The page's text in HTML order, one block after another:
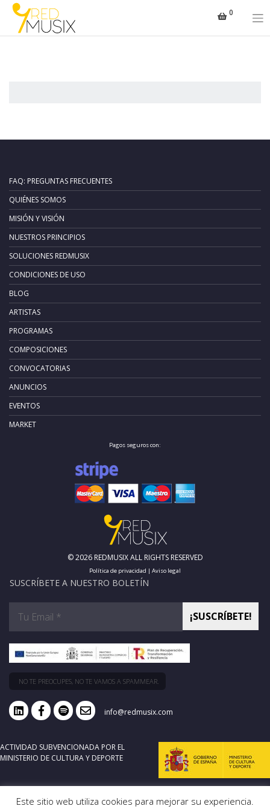
Saltar
contenido
0
FAQ: PREGUNTAS FRECUENTES
QUIÉNES SOMOS
MISIÓN Y VISIÓN
NUESTROS PRINCIPIOS
SOLUCIONES REDMUSIX
CONDICIONES DE USO
BLOG
ARTISTAS
PROGRAMAS
COMPOSICIONES
CONVOCATORIAS
ANUNCIOS
EVENTOS
MARKET
Pagos seguros con:
© 2026 REDMUSIX ALL RIGHTS RESERVED
Política de privacidad | Aviso legal
SUSCRÍBETE A NUESTRO BOLETÍN
NO TE PREOCUPES, NO TE VAMOS A SPAMMEAR.
info@redmusix.com
ACTIVIDAD SUBVENCIONADA POR EL
MINISTERIO DE CULTURA Y DEPORTE
Este sitio web utiliza cookies para mejorar su experiencia.